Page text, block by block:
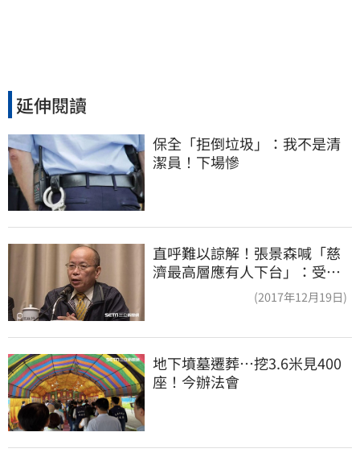
延伸閱讀
保全「拒倒垃圾」：我不是清
潔員！下場慘
直呼難以諒解！張景森喊「慈
濟最高層應有人下台」：受害
(2017年12月19日)
地下墳墓遷葬…挖3.6米見400
座！今辦法會